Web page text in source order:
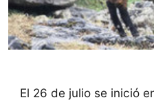
El 26 de julio se inició